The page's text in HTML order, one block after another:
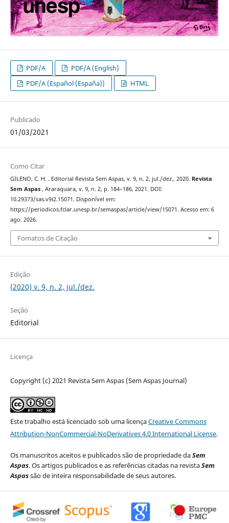
PDF/A
PDF/A (English)
PDF/A (Español (España))
HTML
Publicado
01/03/2021
Como Citar
GILENO, C. H. . Editorial Revista Sem Aspas, v. 9, n. 2, jul./dez., 2020. Revista
Sem Aspas , Araraquara, v. 9, n. 2, p. 184–186, 2021. DOI:
10.29373/sas.v9i2.15071. Disponível em:
https://periodicos.fclar.unesp.br/semaspas/article/view/15071. Acesso em: 6
ago. 2026.
Fomatos de Citação
Edição
(2020) v. 9, n. 2, jul./dez.
Seção
Editorial
Licença
Copyright (c) 2021 Revista Sem Aspas (Sem Aspas Journal)
Este trabalho está licenciado sob uma licençaCreative Commons
Attribution-NonCommercial-NoDerivatives 4.0 International License.
Os manuscritos aceitos e publicados são de propriedade daSem
Aspas. Os artigos publicados e as referências citadas na revistaSem
Aspassão de inteira responsabilidade de seus autores.